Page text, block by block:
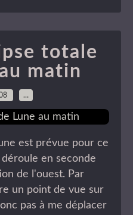
totale
matin
…
est prévue pour ce
en seconde
de l'ouest. Par
un point de vue sur
pas à me déplacer